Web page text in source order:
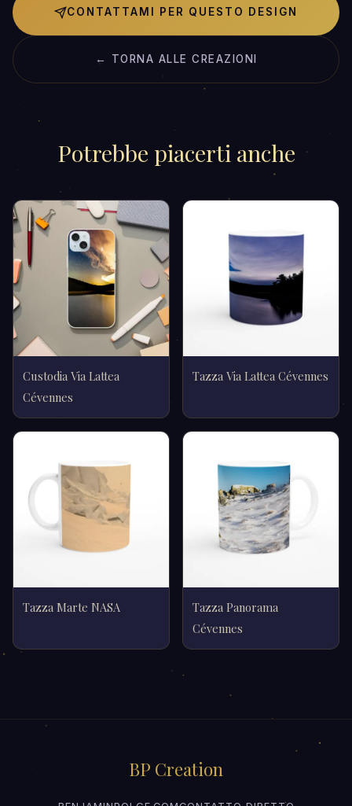
CONTATTAMI PER QUESTO DESIGN
← TORNA ALLE CREAZIONI
Potrebbe piacerti anche
Custodia Via Lattea
Cévennes
Tazza Via Lattea Cévennes
Tazza Marte NASA
Tazza Panorama
Cévennes
BP Creation